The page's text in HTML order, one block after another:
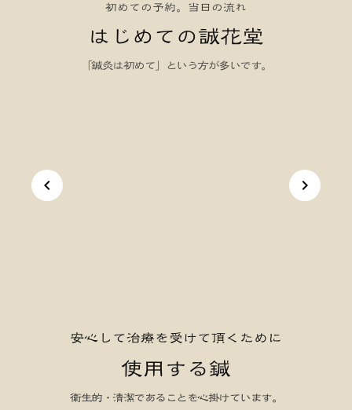
初めての予約。当日の流れ
はじめての誠花堂
「鍼灸は初めて」という方が多いです。
keyboard_arrow_right
keyboard_arrow_left
安心して治療を受けて頂くために
使用する鍼
衛生的・清潔であることを心掛けています。